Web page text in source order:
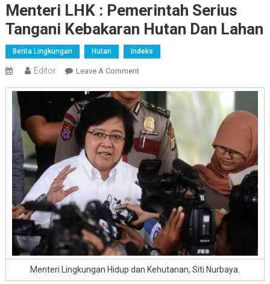
Menteri LHK : Pemerintah Serius
Tangani Kebakaran Hutan Dan Lahan
Berita Lingkungan Hutan Indeks
Editor Leave A CommentOn
LHK
:
Pemerintah
Serius
Tangani
Kebakaran
Hutan
Dan
Lahan
Menteri Lingkungan Hidup dan Kehutanan, Siti Nurbaya.